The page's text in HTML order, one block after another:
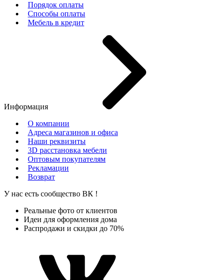
Порядок оплаты
Способы оплаты
Мебель в кредит
Информация
О компании
Адреса магазинов и офиса
Наши реквизиты
3D расстановка мебели
Оптовым покупателям
Рекламации
Возврат
У нас есть сообщество ВК !
Реальные фото от клиентов
Идеи для оформления дома
Распродажи и скидки до 70%